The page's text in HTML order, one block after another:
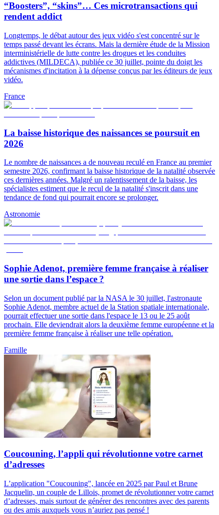
“Boosters”, “skins”… Ces microtransactions qui
rendent addict
Longtemps, le débat autour des jeux vidéo s'est concentré sur le
temps passé devant les écrans. Mais la dernière étude de la Mission
interministérielle de lutte contre les drogues et les conduites
addictives (MILDECA), publiée ce 30 juillet, pointe du doigt les
mécanismes d'incitation à la dépense conçus par les éditeurs de jeux
vidéo.
France
La baisse historique des naissances se poursuit en
2026
Le nombre de naissances a de nouveau reculé en France au premier
semestre 2026, confirmant la baisse historique de la natalité observée
ces dernières années. Malgré un ralentissement de la baisse, les
spécialistes estiment que le recul de la natalité s'inscrit dans une
tendance de fond qui pourrait encore se prolonger.
Astronomie
Sophie Adenot, première femme française à réaliser
une sortie dans l’espace ?
Selon un document publié par la NASA le 30 juillet, l'astronaute
Sophie Adenot, membre actuel de la Station spatiale internationale,
pourrait effectuer une sortie dans l'espace le 13 ou le 25 août
prochain. Elle deviendrait alors la deuxième femme européenne et la
première femme française à réaliser une telle opération.
Famille
Coucouning, l’appli qui révolutionne votre carnet
d’adresses
L’application "Coucouning", lancée en 2025 par Paul et Brune
Jacquelin, un couple de Lillois, promet de révolutionner votre carnet
d’adresses, mais surtout de générer des rencontres avec des parents
ou des amis auxquels vous n’auriez pas pensé !